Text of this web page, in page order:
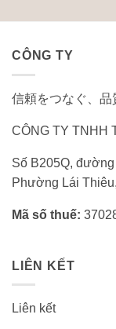
CÔNG TY
信頼をつなぐ、品
CÔNG TY TNHH
Số B205Q,
Phường Lái
Mã số thuế:
LIÊN KẾT
Liên kết